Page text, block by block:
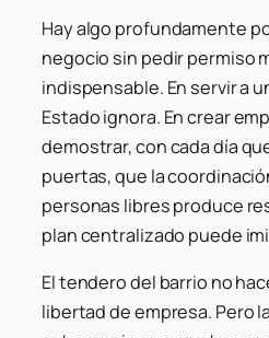
Hay algo profundamente
negocio sin pedir permiso
indispensable. En servir a
Estado ignora. En crear
demostrar, con cada día
puertas, que la
personas libres produce
plan centralizado puede
El tendero del barrio no
libertad de empresa. Pero